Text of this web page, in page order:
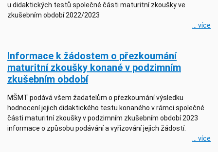
u didaktických testů společné části maturitní zkoušky ve
zkušebním období 2022/2023
... více
Informace k žádostem o přezkoumání
maturitní zkoušky konané v podzimním
zkušebním období
MŠMT podává všem žadatelům o přezkoumání výsledku
hodnocení jejich didaktického testu konaného v rámci společné
části maturitní zkoušky v podzimním zkušebním období 2023
informace o způsobu podávání a vyřizování jejich žádostí.
... více